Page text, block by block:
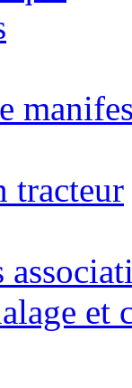
tracteur
et